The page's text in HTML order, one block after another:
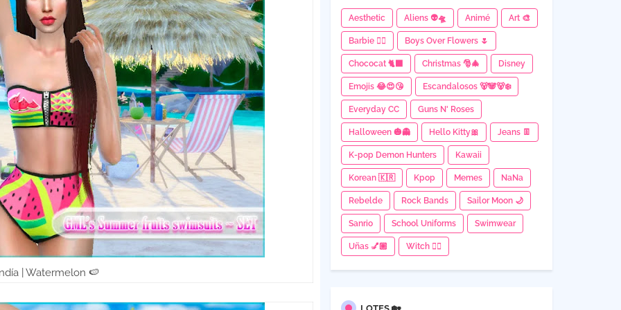
| Watermelon 🍉
Aesthetic Aliens 👽🛸 Animé Art 🎨
Barbie 👱‍♀️ Boys Over Flowers 🌷
Chococat 🐈‍⬛ Christmas 🎅🎄 Disney
Emojis 😂😍😘 Escandalosos 🐻🐼🐻‍❄
Everyday CC Guns N' Roses
Halloween 🎃👻 Hello Kitty🎀 Jeans 👖
K-pop Demon Hunters Kawaii
Korean 🇰🇷 Kpop Memes NaNa
Rebelde Rock Bands Sailor Moon 🌙
Sanrio School Uniforms Swimwear
Uñas 💅🏼 Witch 🧙‍♀